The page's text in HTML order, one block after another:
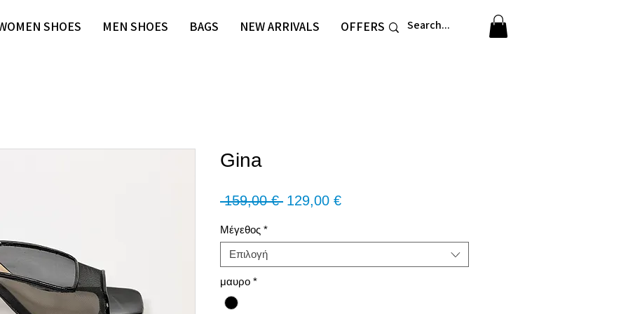
SHOES MEN SHOES BAGS NEW ARRIVALS OFFERS
Gina
159,00 € Κανονική
129,00 €Τιμή
Μέγεθος *
Επιλογή
μαυρο *